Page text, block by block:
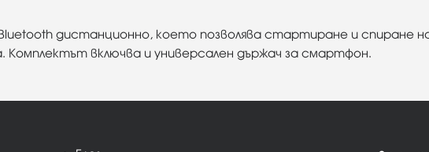
дистанционно, което позволява стартиране и спиране
включва и универсален държач за смартфон.